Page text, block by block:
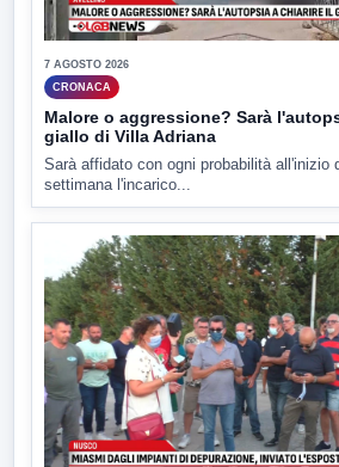
7 AGOSTO 2026
CRONACA
Malore o aggressione? Sarà
giallo di Villa Adriana
Sarà affidato con ogni probabilità all'inizio
settimana l'incarico...